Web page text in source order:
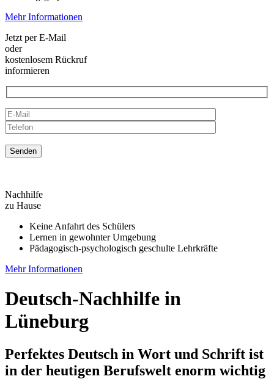
Mehr Informationen
Jetzt per E-Mail
oder
kostenlosem Rückruf
informieren
Nachhilfe
zu Hause
Keine Anfahrt des Schülers
Lernen in gewohnter Umgebung
Pädagogisch-psychologisch geschulte Lehrkräfte
Mehr Informationen
Deutsch-Nachhilfe in
Lüneburg
Perfektes Deutsch in Wort und Schrift ist
in der heutigen Berufswelt enorm wichtig